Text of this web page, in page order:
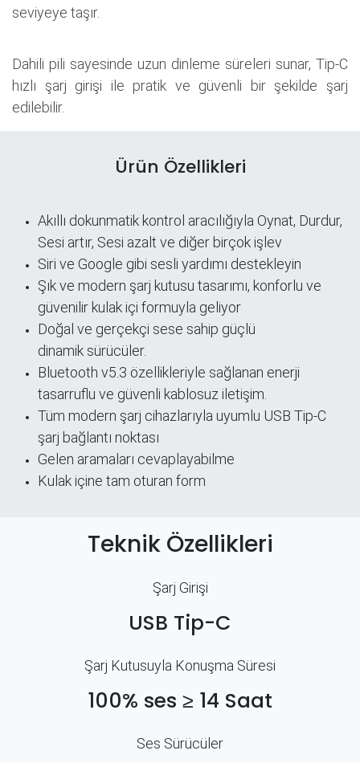
seviyeye taşır.
Dahili pili sayesinde uzun dinleme süreleri sunar, Tip-C
hızlı şarj girişi ile pratik ve güvenli bir şekilde şarj
edilebilir.
Ürün Özellikleri
Akıllı dokunmatik kontrol aracılığıyla Oynat, Durdur,
Sesi artır, Sesi azalt ve diğer birçok işlev
Siri ve Google gibi sesli yardımı destekleyin
Şık ve modern şarj kutusu tasarımı, konforlu ve
güvenilir kulak içi formuyla geliyor
Doğal ve gerçekçi sese sahip güçlü
dinamik sürücüler.
Bluetooth v5.3 özellikleriyle sağlanan enerji
tasarruflu ve güvenli kablosuz iletişim.
Tüm modern şarj cihazlarıyla uyumlu USB Tip-C
şarj bağlantı noktası
Gelen aramaları cevaplayabilme
Kulak içine tam oturan form
Teknik Özellikleri
Şarj Girişi
USB Tip-C
Şarj Kutusuyla Konuşma Süresi
100% ses ≥ 14 Saat
Ses Sürücüler